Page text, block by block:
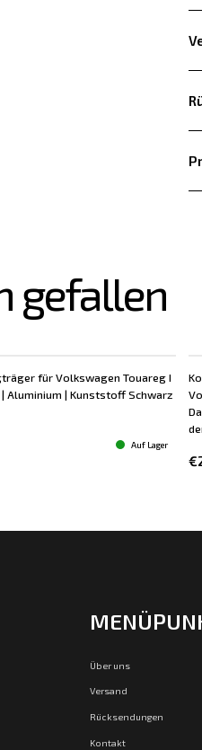
gefallen
für Volkswagen Touareg I
Aluminium | Kunststoff Schwarz
Auf Lager
Über uns
Versand
Rücksendungen
Kontakt